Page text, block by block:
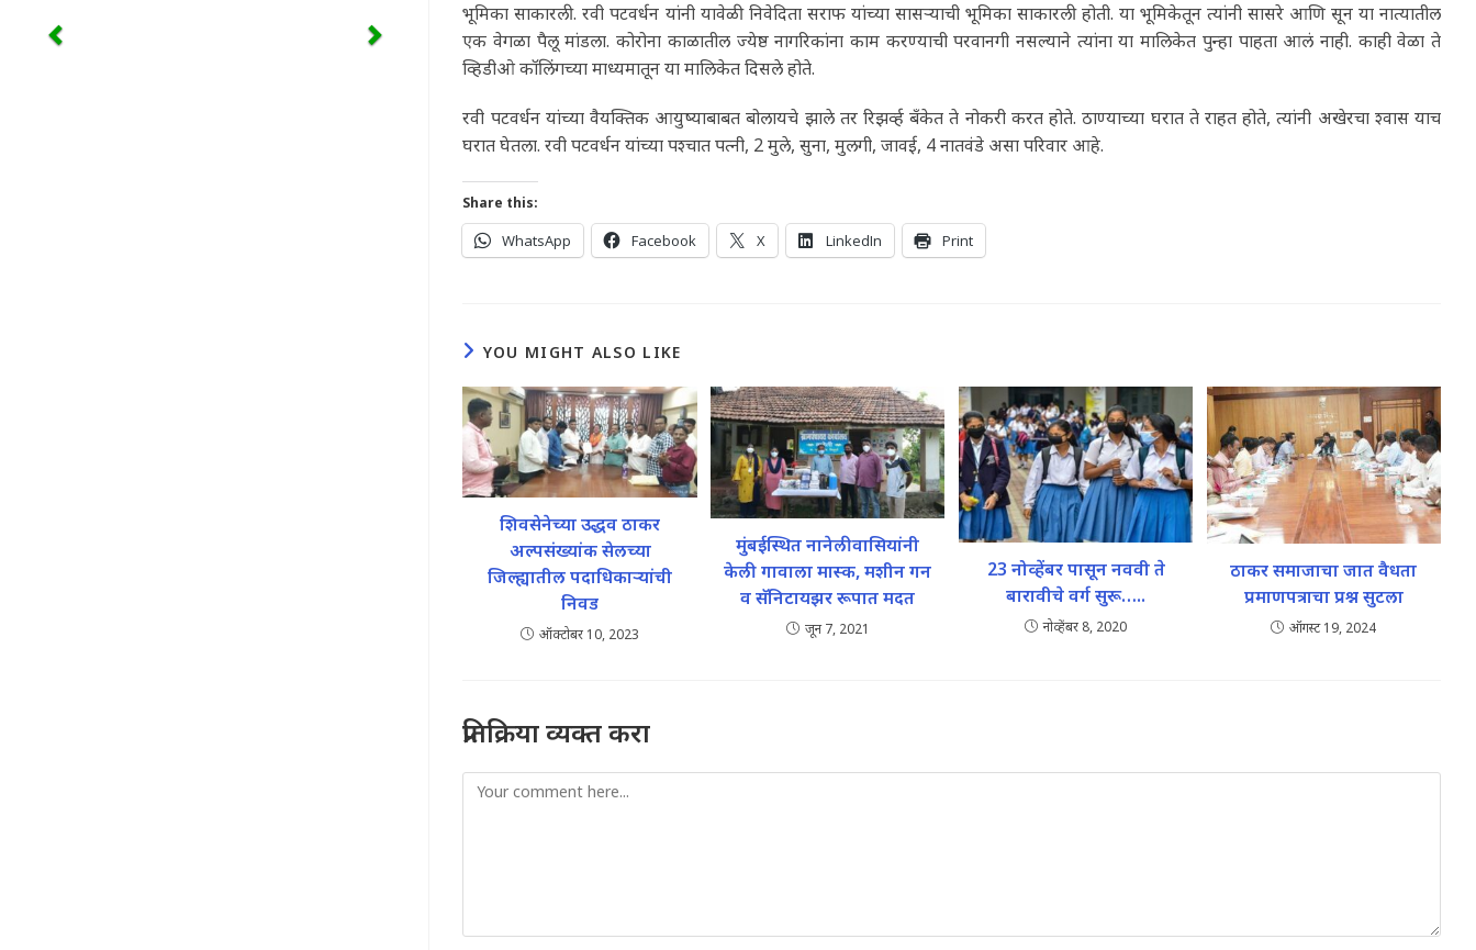
भूमिका साकारली. रवी पटवर्धन यांनी यावेळी निवेदिता सराफ यांच्या सासऱ्याची भूमिका साकारली होती. या भूमिकेतून त्यांनी सासरे आणि सून या नात्यातील
एक वेगळा पैलू मांडला. कोरोना काळातील ज्येष्ठ नागरिकांना काम करण्याची परवानगी नसल्याने त्यांना या मालिकेत पुन्हा पाहता आलं नाही. काही वेळा ते
व्हिडीओ कॉलिंगच्या माध्यमातून या मालिकेत दिसले होते.
रवी पटवर्धन यांच्या वैयक्तिक आयुष्याबाबत बोलायचे झाले तर रिझर्व्ह बँकेत ते नोकरी करत होते. ठाण्याच्या घरात ते राहत होते, त्यांनी अखेरचा श्वास याच
घरात घेतला. रवी पटवर्धन यांच्या पश्चात पत्नी, 2 मुले, सुना, मुलगी, जावई, 4 नातवंडे असा परिवार आहे.
Share this:
WhatsApp Facebook X LinkedIn Print
YOU MIGHT ALSO LIKE
शिवसेनेच्या उद्धव ठाकर
अल्पसंख्यांक सेलच्या
जिल्ह्यातील पदाधिकाऱ्यांची
निवड
ऑक्टोबर 10, 2023
मुंबईस्थित नानेलीवासियांनी
केली गावाला मास्क, मशीन गन
व सॅनिटायझर रूपात मदत
जून 7, 2021
23 नोव्हेंबर पासून नववी ते
बारावीचे वर्ग सुरू…..
नोव्हेंबर 8, 2020
ठाकर समाजाचा जात वैधता
प्रमाणपत्राचा प्रश्न सुटला
ऑगस्ट 19, 2024
प्रतिक्रिया व्यक्त करा
Comment